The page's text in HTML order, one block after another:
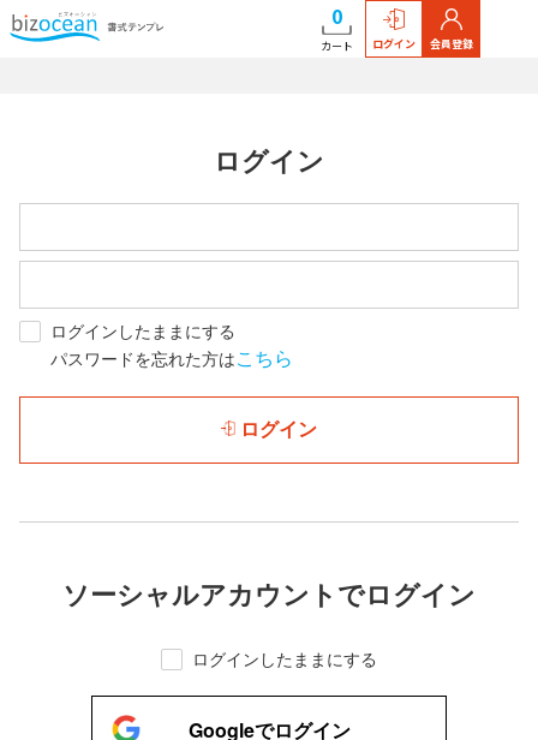
0
カート ログイン 会員登録
ログイン
ログインしたままにする
パスワードを忘れた方はこちら
ログイン
ソーシャルアカウントでログイン
ログインしたままにする
Googleでログイン